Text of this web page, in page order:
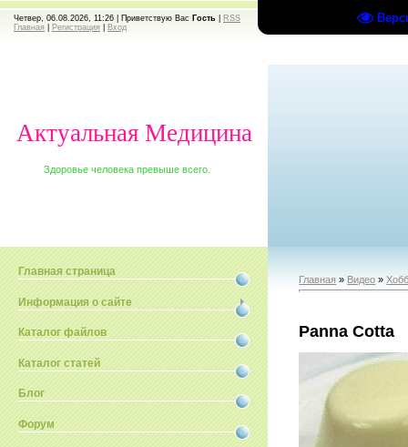
Четвер, 06.08.2026, 11:26 | Приветствую Вас Гость
RSS
Главная
Регистрация Вход
Актуальная Медицина
Здоровье человека превыше всего.
Главная страница
Информация о сайте
Каталог файлов
Каталог статей
Блог
Форум
Главная » Видео »
Panna Cotta